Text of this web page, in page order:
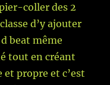
coller des 2
d’y ajouter
beat même
tout en créant
propre et c’est